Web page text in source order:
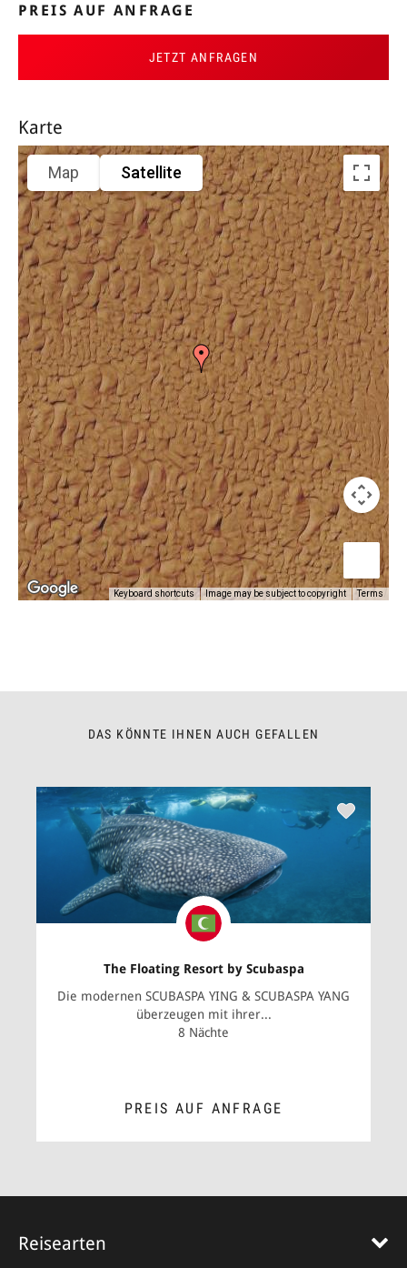
PREIS AUF ANFRAGE
JETZT ANFRAGEN
Karte
Map Satellite
Keyboard shortcuts Image may be subject to copyright Terms
DAS KÖNNTE IHNEN AUCH GEFALLEN
The Floating Resort by Scubaspa
Die modernen SCUBASPA YING & SCUBASPA YANG
überzeugen mit ihrer...
8 Nächte
PREIS AUF ANFRAGE
Reisearten